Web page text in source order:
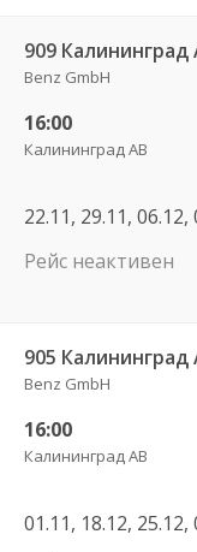
909
Benz GmbH
16:00
Калининград АВ
22.11, 29.11, 06.12,
Рейс неактивен
905
Benz GmbH
16:00
Калининград АВ
01.11, 18.12, 25.12,